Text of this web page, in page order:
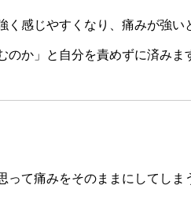
く感じやすくなり、痛みが強い
か」と自分を責めずに済みま
って痛みをそのままにしてしま